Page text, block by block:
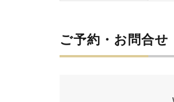
ご予約・お問合せ